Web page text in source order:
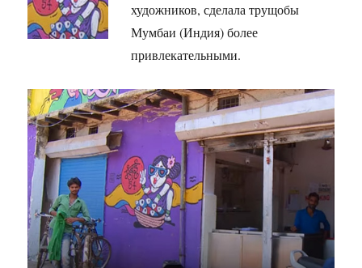
художников, сделала трущобы
Мумбаи (Индия) более
привлекательными.